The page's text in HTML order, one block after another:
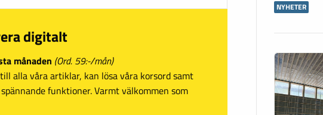
digitalt
månaden (Ord. 59:-/mån)
alla våra artiklar, kan lösa våra korsord samt
funktioner. Varmt välkommen som
NYHETER